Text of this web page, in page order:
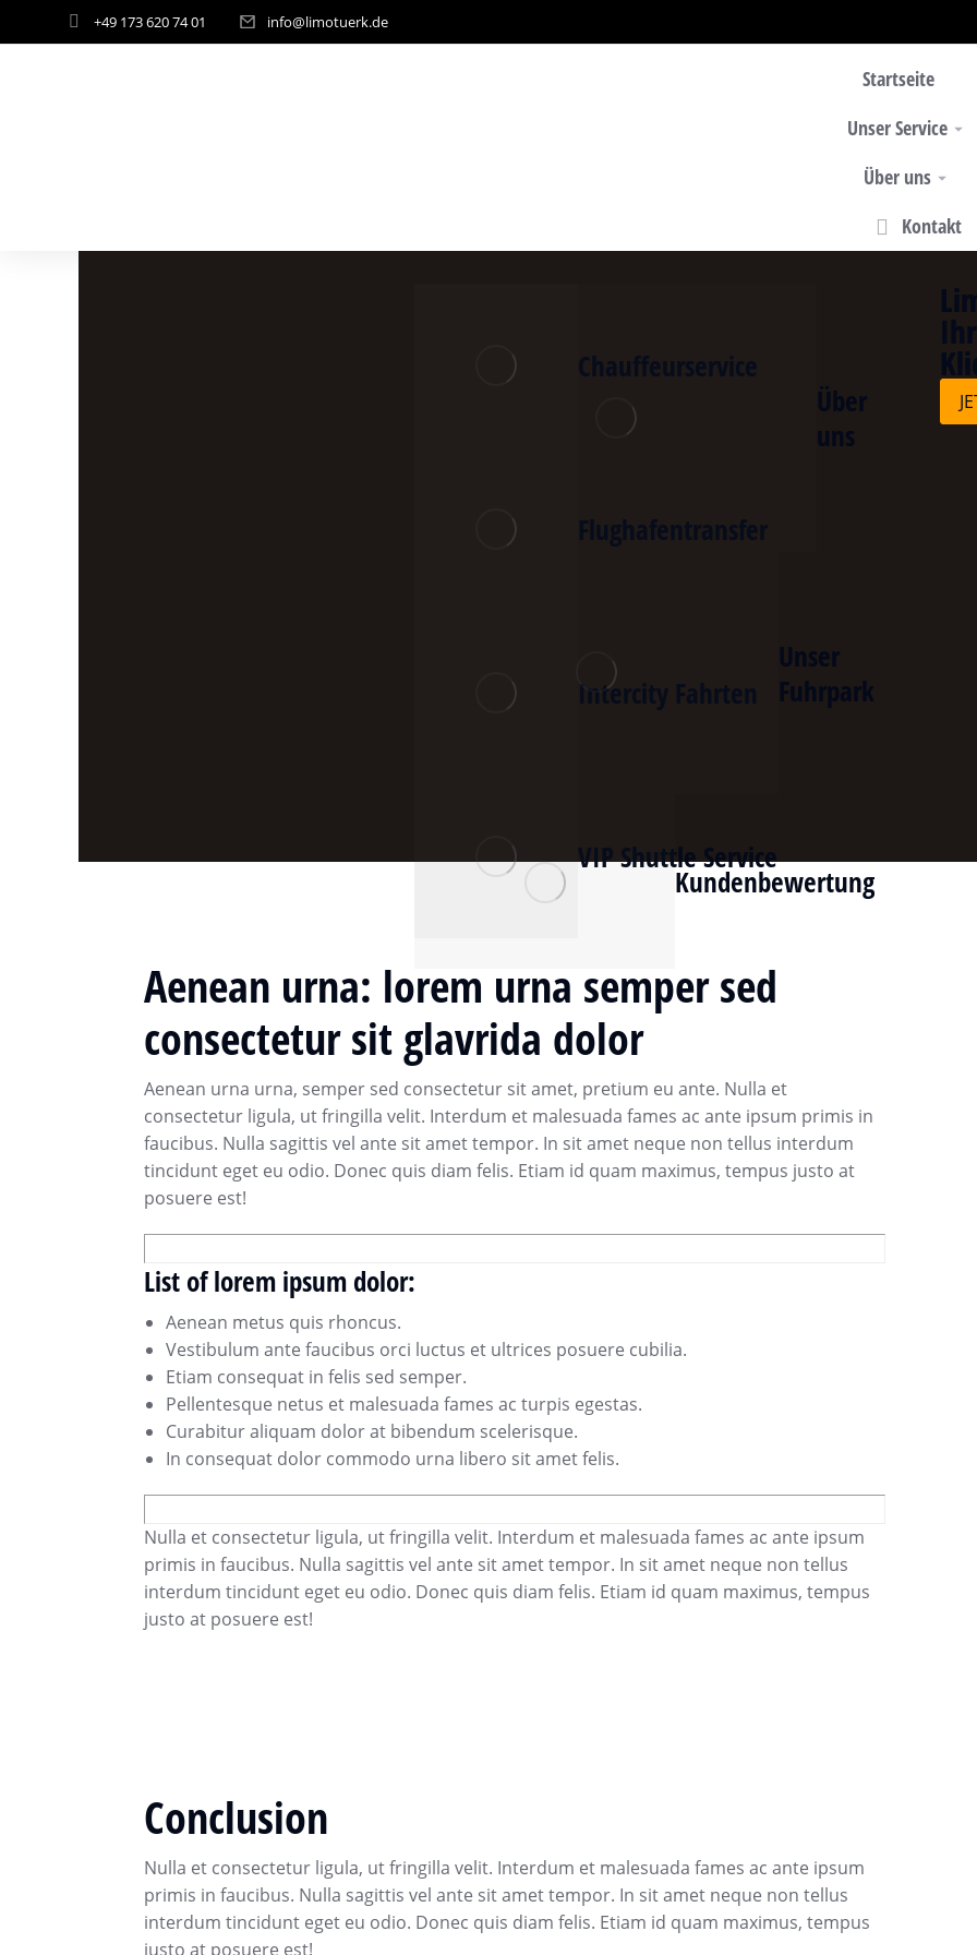
+49 173 620 74 01 info@limotuerk.de
Startseite
Unser Service
Chauffeurservice
Flughafentransfer
Intercity Fahrten
VIP Shuttle Service
Über uns
Über
uns
Unser
Fuhrpark
Kundenbewertung
Kontakt
Aenean urna: lorem urna semper sed
consectetur sit glavrida dolor
Aenean urna urna, semper sed consectetur sit amet, pretium eu ante. Nulla et
consectetur ligula, ut fringilla velit. Interdum et malesuada fames ac ante ipsum primis in
faucibus. Nulla sagittis vel ante sit amet tempor. In sit amet neque non tellus interdum
tincidunt eget eu odio. Donec quis diam felis. Etiam id quam maximus, tempus justo at
posuere est!
List of lorem ipsum dolor:
Aenean metus quis rhoncus.
Vestibulum ante faucibus orci luctus et ultrices posuere cubilia.
Etiam consequat in felis sed semper.
Pellentesque netus et malesuada fames ac turpis egestas.
Curabitur aliquam dolor at bibendum scelerisque.
In consequat dolor commodo urna libero sit amet felis.
Nulla et consectetur ligula, ut fringilla velit. Interdum et malesuada fames ac ante ipsum
primis in faucibus. Nulla sagittis vel ante sit amet tempor. In sit amet neque non tellus
interdum tincidunt eget eu odio. Donec quis diam felis. Etiam id quam maximus, tempus
justo at posuere est!
Conclusion
Nulla et consectetur ligula, ut fringilla velit. Interdum et malesuada fames ac ante ipsum
primis in faucibus. Nulla sagittis vel ante sit amet tempor. In sit amet neque non tellus
interdum tincidunt eget eu odio. Donec quis diam felis. Etiam id quam maximus, tempus
justo at posuere est!